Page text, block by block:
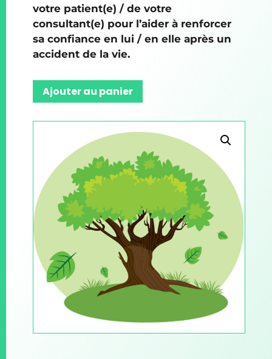
votre patient(e) / de votre
consultant(e) pour l’aider à renforcer
sa confiance en lui / en elle après un
accident de la vie.
Ajouter au panier